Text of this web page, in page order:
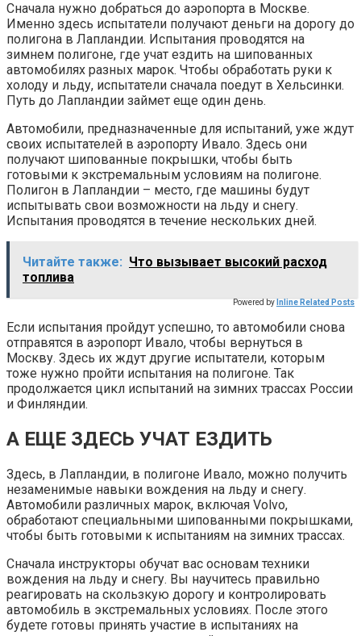
Сначала нужно добраться до аэропорта в Москве.
Именно здесь испытатели получают деньги на дорогу до
полигона в Лапландии. Испытания проводятся на
зимнем полигоне, где учат ездить на шипованных
автомобилях разных марок. Чтобы обработать руки к
холоду и льду, испытатели сначала поедут в Хельсинки.
Путь до Лапландии займет еще один день.
Автомобили, предназначенные для испытаний, уже ждут
своих испытателей в аэропорту Ивало. Здесь они
получают шипованные покрышки, чтобы быть
готовыми к экстремальным условиям на полигоне.
Полигон в Лапландии – место, где машины будут
испытывать свои возможности на льду и снегу.
Испытания проводятся в течение нескольких дней.
Читайте также: Что вызывает высокий расход
топлива
Powered by Inline Related Posts
Если испытания пройдут успешно, то автомобили снова
отправятся в аэропорт Ивало, чтобы вернуться в
Москву. Здесь их ждут другие испытатели, которым
тоже нужно пройти испытания на полигоне. Так
продолжается цикл испытаний на зимних трассах России
и Финляндии.
А ЕЩЕ ЗДЕСЬ УЧАТ ЕЗДИТЬ
Здесь, в Лапландии, в полигоне Ивало, можно получить
незаменимые навыки вождения на льду и снегу.
Автомобили различных марок, включая Volvo,
обработают специальными шипованными покрышками,
чтобы быть готовыми к испытаниям на зимних трассах.
Сначала инструкторы обучат вас основам техники
вождения на льду и снегу. Вы научитесь правильно
реагировать на скользкую дорогу и контролировать
автомобиль в экстремальных условиях. После этого
будете готовы принять участие в испытаниях на